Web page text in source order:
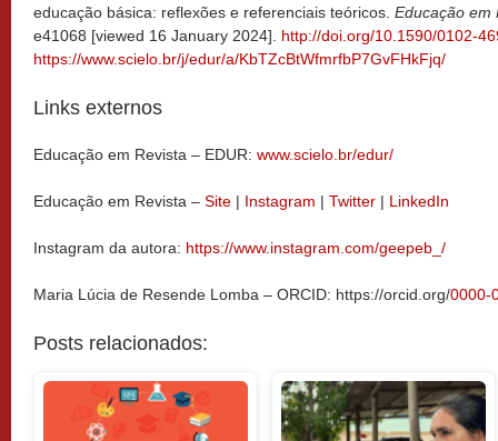
educação básica: reflexões e referenciais teóricos. Educação em
e41068 [viewed 16 January 2024]. http://doi.org/10.1590/0102-
https://www.scielo.br/j/edur/a/KbTZcBtWfmrfbP7GvFHkFjq/
Links externos
Educação em Revista – EDUR: www.scielo.br/edur/
Educação em Revista – Site | Instagram | Twitter | LinkedIn
Instagram da autora: https://www.instagram.com/geepeb_/
Maria Lúcia de Resende Lomba – ORCID: https://orcid.org/0000-
Posts relacionados: